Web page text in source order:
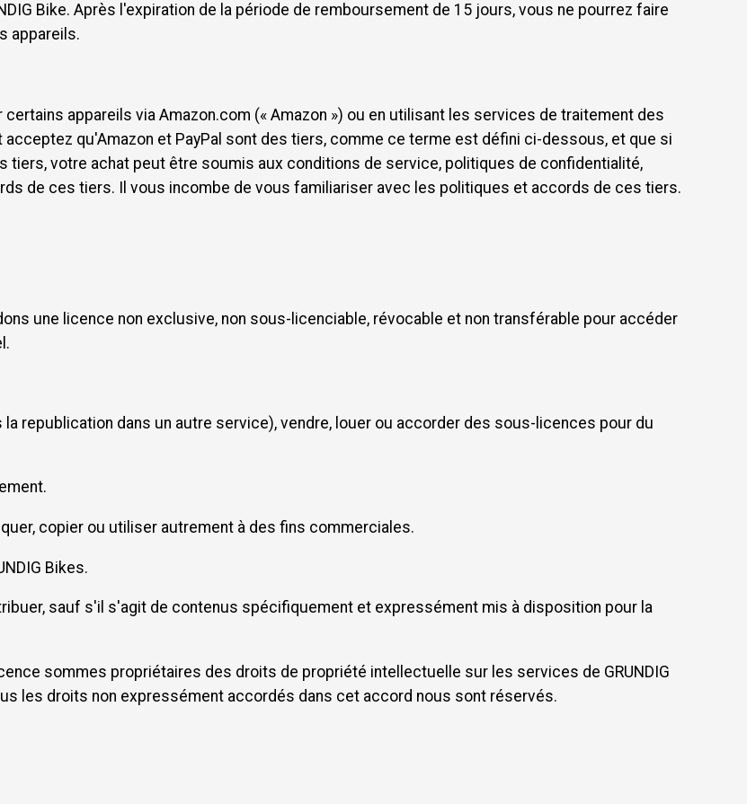
Bike. Après l'expiration de la période de remboursement de 15 jours, vous ne pourrez faire
appareils.
appareils via Amazon.com (« Amazon ») ou en utilisant les services de traitement des
acceptez qu'Amazon et PayPal sont des tiers, comme ce terme est défini ci-dessous, et que si
votre achat peut être soumis aux conditions de service, politiques de confidentialité,
de ces tiers. Il vous incombe de vous familiariser avec les politiques et accords de ces tiers.
une licence non exclusive, non sous-licenciable, révocable et non transférable pour accéder
republication dans un autre service), vendre, louer ou accorder des sous-licences pour du
copier ou utiliser autrement à des fins commerciales.
Bikes.
sauf s'il s'agit de contenus spécifiquement et expressément mis à disposition pour la
sommes propriétaires des droits de propriété intellectuelle sur les services de GRUNDIG
les droits non expressément accordés dans cet accord nous sont réservés.